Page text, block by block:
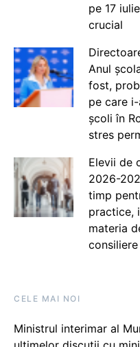
pe 17
crucial
Anul
fost,
pe care
școli în
stres
Elevii de
2026-
timp
practice,
materia
CELE MAI NOI
Ministrul interimar al